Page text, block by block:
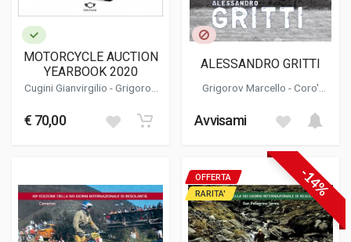
MOTORCYCLE AUCTION
YEARBOOK 2020
Cugini Gianvirgilio -Grigorov
€ 70,00
ALESSANDRO GRITTI
Grigorov Marcello - Coro'
Avvisami
-14%
OFFERTA
RARITA'